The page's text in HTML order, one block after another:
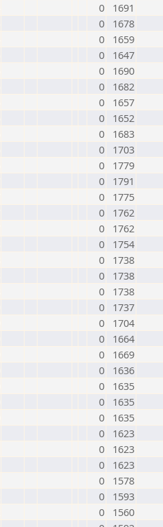
0
1691
0
1678
0
1659
0
1647
0
1690
0
1682
0
1657
0
1652
0
1683
0
1703
0
1779
0
1791
0
1775
0
1762
0
1762
0
1754
0
1738
0
1738
0
1738
0
1737
0
1704
0
1664
0
1669
0
1636
0
1635
0
1635
0
1635
0
1623
0
1623
0
1623
0
1578
0
1593
0
1560